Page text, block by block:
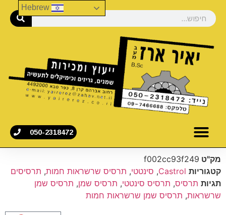
050-2318472
מק"ט f002cc93f249
קטגוריות Castrol
, סינטטי, תרסיס שרשראות חמות, תרסיסים
תגיות תרסיס, תרסיס סינטטי, תרסיס שמן, תרסיס שמן
שרשראות, תרסיס שמן שרשראות חמות
Hebrew